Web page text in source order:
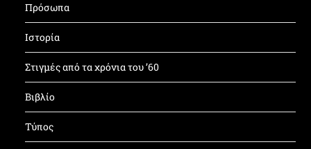
Πρόσωπα
Ιστορία
Στιγμές από τα χρόνια του ’60
Βιβλίο
Τύπος